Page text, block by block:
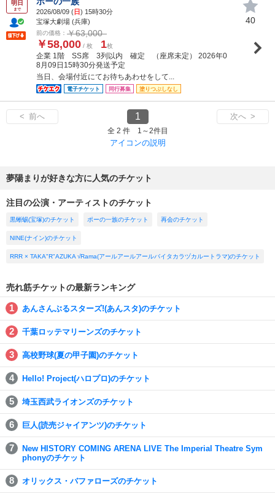
明日
まで 2026/08/09 (日) 15時30分
宝塚大劇場 (兵庫)
前の価格： ￥63,000
￥58,000 / 枚 1枚
企業 1階 SS席 3列以内 確定 （座席未定） 2026年0
8月09日15時30分発送予定
当日、会場付近にてお待ちあわせをして...
電子チケット 同行募集 塗りつぶしなし
40
< 前へ 1 次へ >
全 2 件 1～2件目
アイコンの説明
夢陽まりが好きな方に人気のチケット
注目の公演・アーティストのチケット
黒蜥蜴(宝塚)のチケット ポーの一族のチケット 再会のチケット
NINE(ナイン)のチケット
RRR × TAKA"R"AZUKA √Rama(アールアールアールバイタカラヅカルートラマ)のチケット
売れ筋チケットの最新ランキング
あんさんぶるスターズ!(あんスタ)のチケット
千葉ロッテマリーンズのチケット
高校野球(夏の甲子園)のチケット
Hello! Project(ハロプロ)のチケット
埼玉西武ライオンズのチケット
巨人(読売ジャイアンツ)のチケット
New HISTORY COMING ARENA LIVE The Imperial Theatre Sym
phonyのチケット
オリックス・バファローズのチケット